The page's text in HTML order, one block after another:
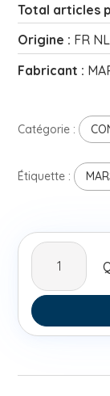
Total articles
Origine : FR NL
Fabricant :
Catégorie :
Étiquette :
quantité
Snickers
5x50gr
(4+1)